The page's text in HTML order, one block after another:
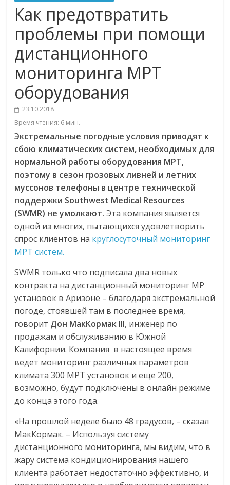
Как предотвратить
проблемы при помощи
дистанционного
мониторинга МРТ
оборудования
23.10.2018
Время чтения: 6 мин.
Экстремальные погодные условия приводят к
сбою климатических систем, необходимых для
нормальной работы оборудования МРТ,
поэтому в сезон грозовых ливней и летних
муссонов телефоны в центре технической
поддержки Southwest Medical Resources
(SWMR) не умолкают.Эта компания является
одной из многих, пытающихся удовлетворить
спрос клиентов на круглосуточный мониторинг
МРТ систем.
SWMR только что подписала два новых
контракта на дистанционный мониторинг МР
установок в Аризоне – благодаря экстремальной
погоде, стоявшей там в последнее время,
говорит Дон МакКормак III, инженер по
продажам и обслуживанию в Южной
Калифорнии. Компания в настоящее время
ведет мониторинг различных параметров
климата 300 МРТ установок и еще 200,
возможно, будут подключены в онлайн режиме
до конца этого года.
«На прошлой неделе было 48 градусов, – сказал
МакКормак. – Используя систему
дистанционного мониторинга, мы видим, что в
жару система кондиционирования нашего
клиента работает недостаточно эффективно, и